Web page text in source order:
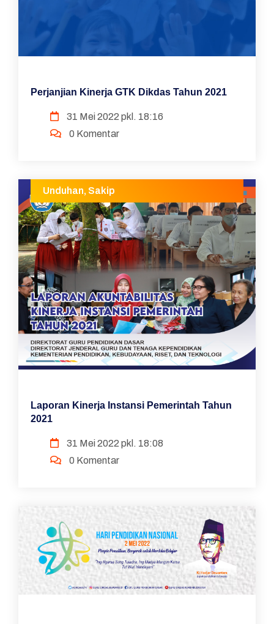
Perjanjian Kinerja GTK Dikdas Tahun 2021
31 Mei 2022 pkl. 18:16
0 Komentar
Unduhan, Sakip
Laporan Kinerja Instansi Pemerintah Tahun
2021
31 Mei 2022 pkl. 18:08
0 Komentar